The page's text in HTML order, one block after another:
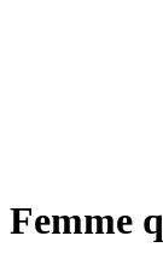
Femme